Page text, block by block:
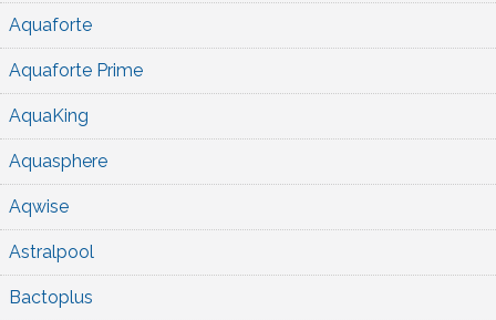
Aquaforte
Aquaforte Prime
AquaKing
Aquasphere
Aqwise
Astralpool
Bactoplus